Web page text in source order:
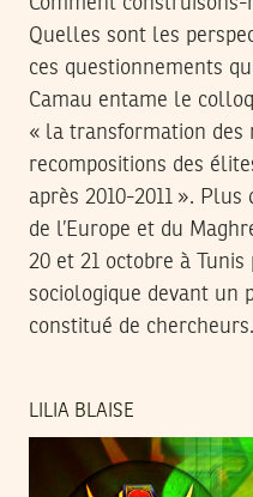
Quelles sont les
ces questionnements
Camau entame le
« la transformation des
recompositions des
après 2010-2011 ».
de l’Europe et du
20 et 21 octobre à
sociologique devant un
constitué de chercheurs.
LILIA BLAISE